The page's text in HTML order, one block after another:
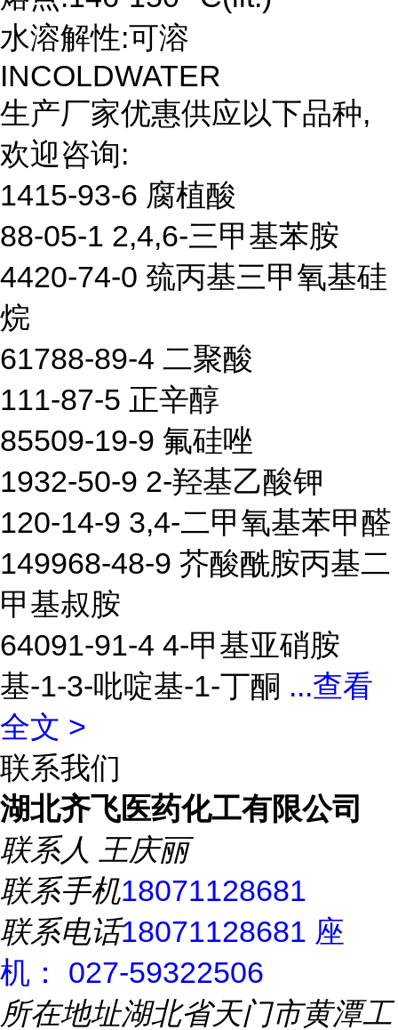
水溶解性:可溶
INCOLDWATER
生产厂家优惠供应以下品种,
欢迎咨询:
1415-93-6 腐植酸
88-05-1 2,4,6-三甲基苯胺
4420-74-0 巯丙基三甲氧基硅
烷
61788-89-4 二聚酸
111-87-5 正辛醇
85509-19-9 氟硅唑
1932-50-9 2-羟基乙酸钾
120-14-9 3,4-二甲氧基苯甲醛
149968-48-9 芥酸酰胺丙基二
甲基叔胺
64091-91-4 4-甲基亚硝胺
基-1-3-吡啶基-1-丁酮 ...查看
全文 >
联系我们
湖北齐飞医药化工有限公司
联系人 王庆丽
联系手机18071128681
联系电话18071128681 座
机： 027-59322506
所在地址湖北省天门市黄潭工